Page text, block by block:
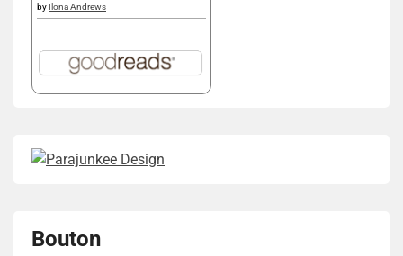
by Ilona Andrews
Bouton